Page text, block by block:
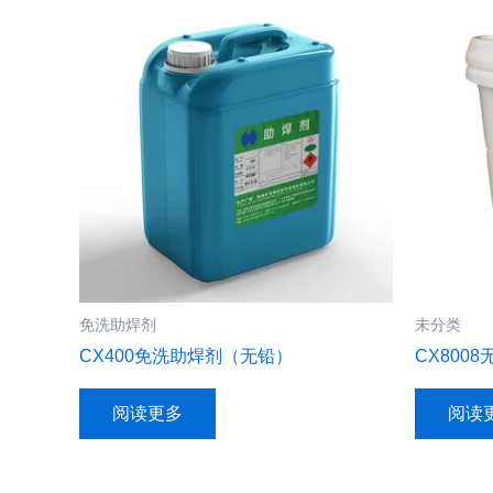
免洗助焊剂
CX400免洗助焊剂（无铅）
阅读更多
未分类
CX8008
阅读